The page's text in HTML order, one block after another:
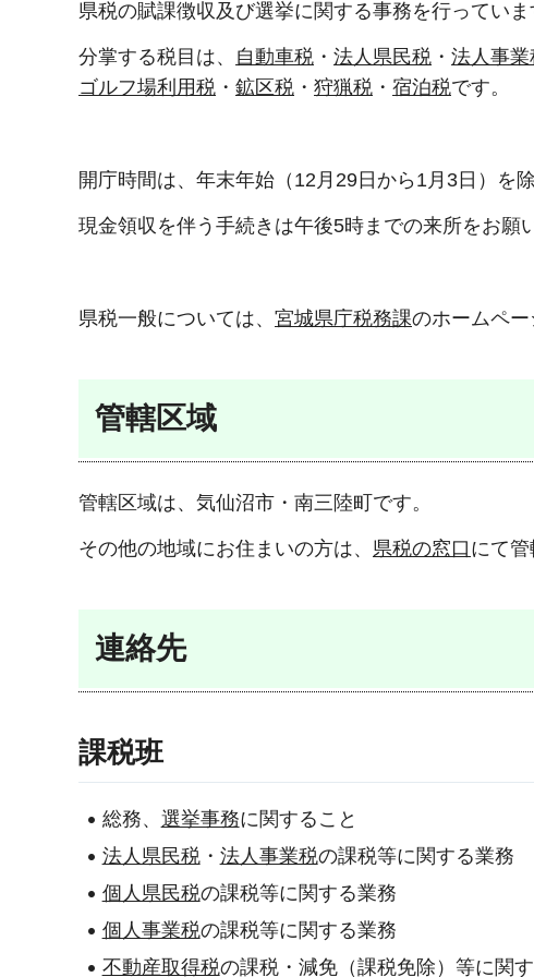
県税の賦課徴収及び選挙に関する事務を行っていま
分掌する税目は、 自動車税 ・ 法人県民税 ・ 法人事業
ゴルフ場利用税 ・ 鉱区税 ・ 狩猟税 ・ 宿泊税です。
開庁時間は、年末年始（12月29日から1月3日）を
現金領収を伴う手続きは午後5時までの来所をお願
県税一般については、 宮城県庁税務課のホームペー
管轄区域
管轄区域は、気仙沼市・南三陸町です。
その他の地域にお住まいの方は、 県税の窓口 にて管
連絡先
課税班
総務、 選挙事務に関すること
法人県民税・ 法人事業税の課税等に関する業務
個人県民税の課税等に関する業務
個人事業税の課税等に関する業務
不動産取得税の課税・減免（課税免除）等に関